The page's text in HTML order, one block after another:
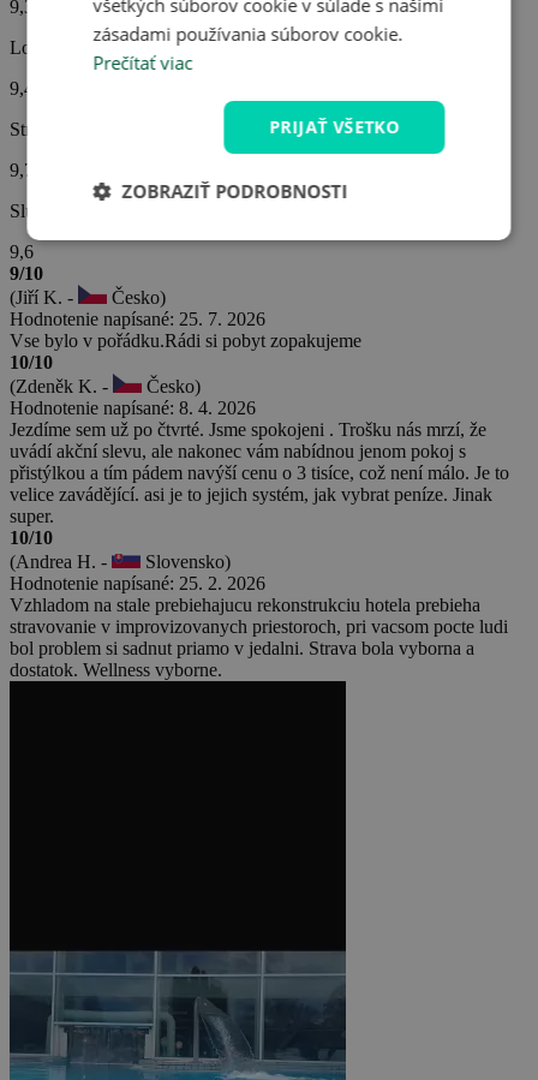
9,3
Lokalita hotela
9,4
Strava
9,7
Služby hotela
9,6
9/10
(Jiří K. -
Česko)
Hodnotenie napísané: 25. 7. 2026
Vse bylo v pořádku.Rádi si pobyt zopakujeme
10/10
(Zdeněk K. -
Česko)
Hodnotenie napísané: 8. 4. 2026
Jezdíme sem už po čtvrté. Jsme spokojeni . Trošku nás mrzí, že
uvádí akční slevu, ale nakonec vám nabídnou jenom pokoj s
přistýlkou a tím pádem navýší cenu o 3 tisíce, což není málo. Je to
velice zavádějící. asi je to jejich systém, jak vybrat peníze. Jinak
super.
10/10
(Andrea H. -
Slovensko)
Hodnotenie napísané: 25. 2. 2026
Vzhladom na stale prebiehajucu rekonstrukciu hotela prebieha
stravovanie v improvizovanych priestoroch, pri vacsom pocte ludi
bol problem si sadnut priamo v jedalni. Strava bola vyborna a
dostatok. Wellness vyborne.
všetkých súborov cookie v súlade s našimi
zásadami používania súborov cookie.
Prečítať viac
PRIJAŤ VŠETKO
ZOBRAZIŤ PODROBNOSTI